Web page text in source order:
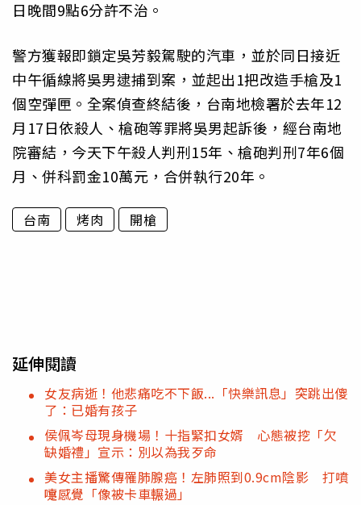
日晚間9點6分許不治。
警方獲報即鎖定吳芳毅駕駛的汽車，並於同日接近
中午循線將吳男逮捕到案，並起出1把改造手槍及1
個空彈匣。全案偵查終結後，台南地檢署於去年12
月17日依殺人、槍砲等罪將吳男起訴後，經台南地
院審結，今天下午殺人判刑15年、槍砲判刑7年6個
月、併科罰金10萬元，合併執行20年。
台南 烤肉 開槍
延伸閱讀
女友病逝！他悲痛吃不下飯...「快樂訊息」突跳出傻
了：已婚有孩子
侯佩岑母現身機場！十指緊扣女婿 心態被挖「欠
缺婚禮」宣示：別以為我歹命
美女主播驚傳罹肺腺癌！左肺照到0.9cm陰影 打噴
嚏感覺「像被卡車輾過」